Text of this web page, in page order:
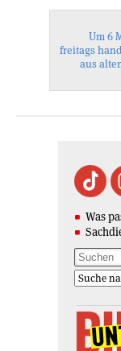
Um 6
freitags
aus
Was